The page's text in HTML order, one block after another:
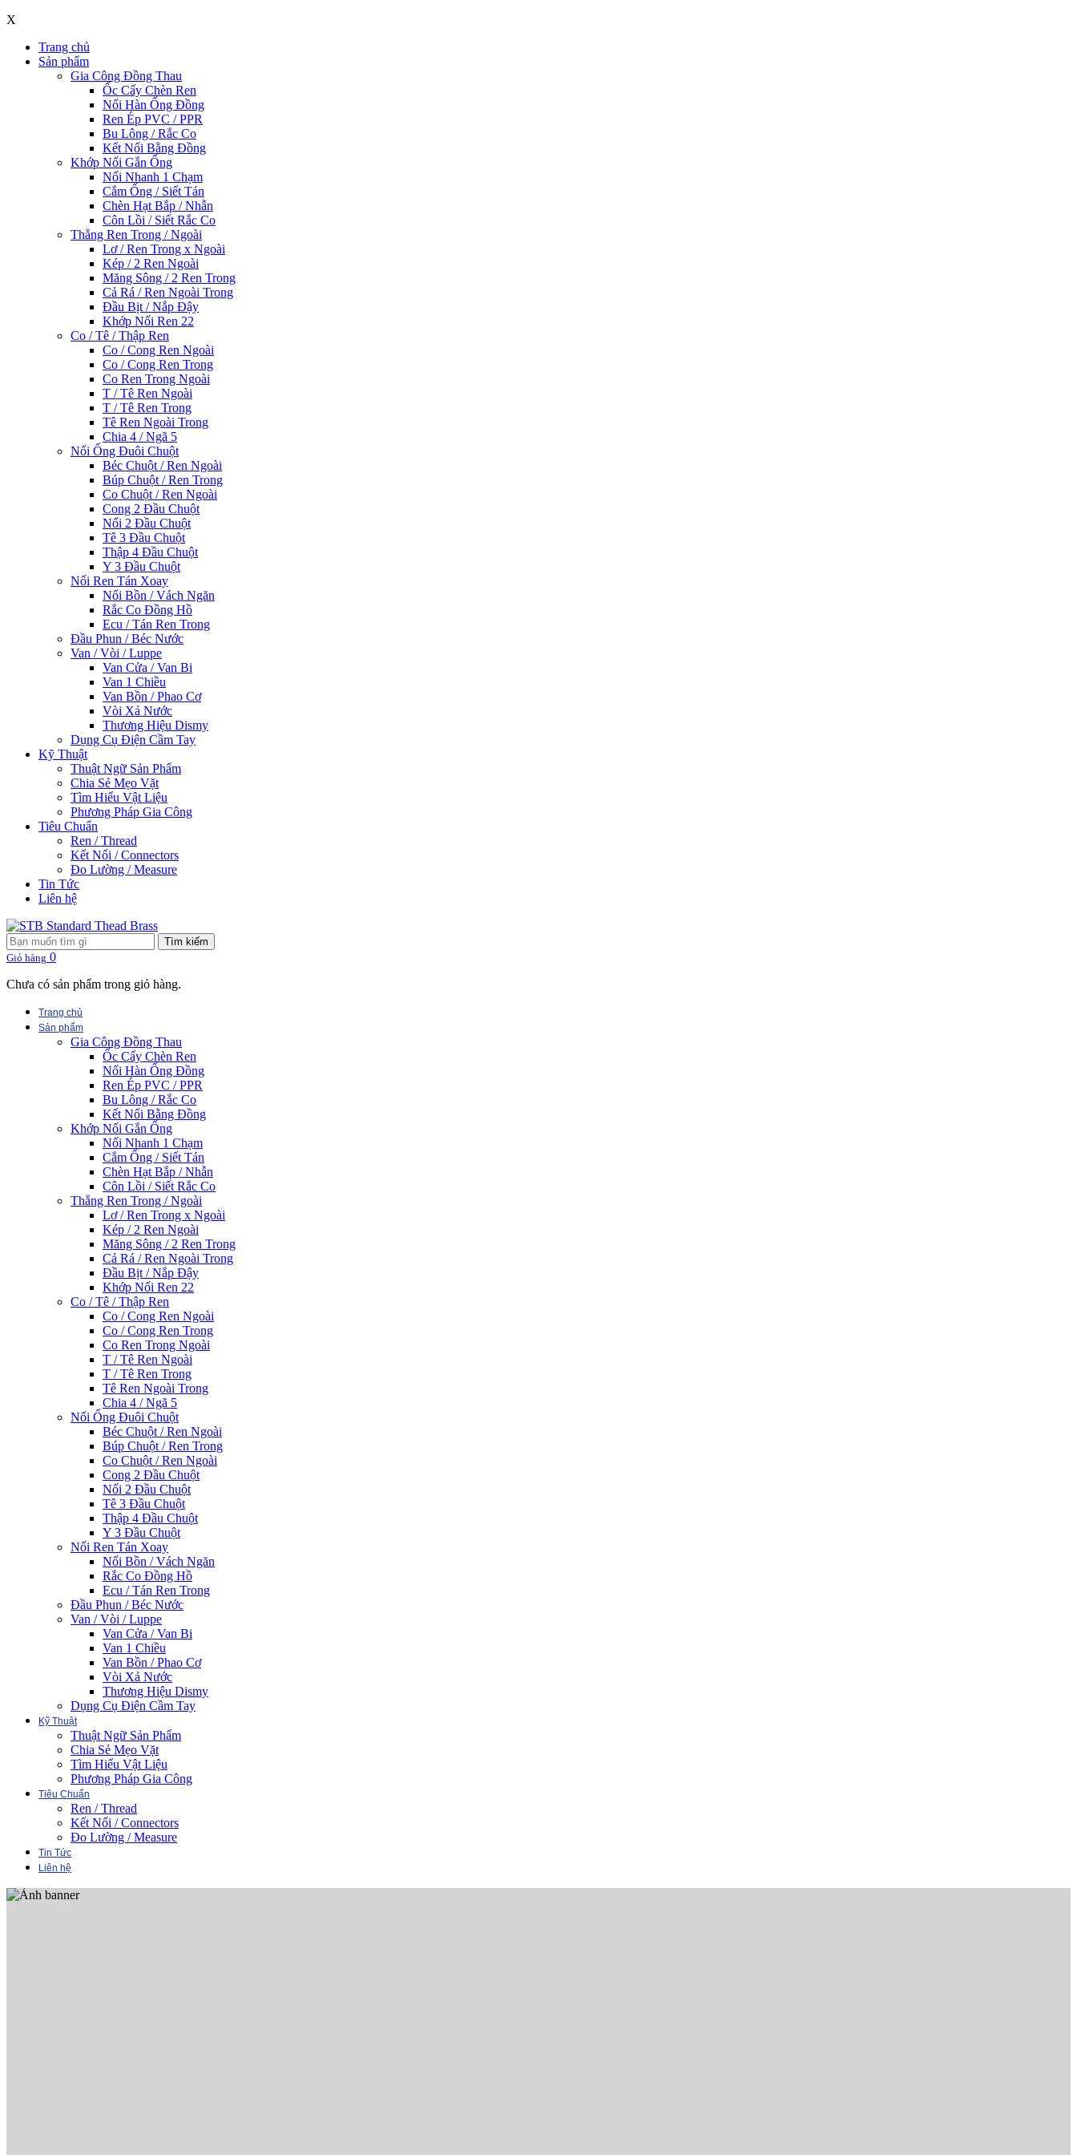
X
Trang chủ
Sản phẩm
Gia Công Đồng Thau
Ốc Cấy Chèn Ren
Nối Hàn Ống Đồng
Ren Ép PVC / PPR
Bu Lông / Rắc Co
Kết Nối Bằng Đồng
Khớp Nối Gắn Ống
Nối Nhanh 1 Chạm
Cắm Ống / Siết Tán
Chèn Hạt Bắp / Nhẫn
Côn Lồi / Siết Rắc Co
Thẳng Ren Trong / Ngoài
Lơ / Ren Trong x Ngoài
Kép / 2 Ren Ngoài
Măng Sông / 2 Ren Trong
Cả Rá / Ren Ngoài Trong
Đầu Bịt / Nắp Đậy
Khớp Nối Ren 22
Co / Tê / Thập Ren
Co / Cong Ren Ngoài
Co / Cong Ren Trong
Co Ren Trong Ngoài
T / Tê Ren Ngoài
T / Tê Ren Trong
Tê Ren Ngoài Trong
Chia 4 / Ngã 5
Nối Ống Đuôi Chuột
Béc Chuột / Ren Ngoài
Búp Chuột / Ren Trong
Co Chuột / Ren Ngoài
Cong 2 Đầu Chuột
Nối 2 Đầu Chuột
Tê 3 Đầu Chuột
Thập 4 Đầu Chuột
Y 3 Đầu Chuột
Nối Ren Tán Xoay
Nối Bồn / Vách Ngăn
Rắc Co Đồng Hồ
Ecu / Tán Ren Trong
Đầu Phun / Béc Nước
Van / Vòi / Luppe
Van Cửa / Van Bi
Van 1 Chiều
Van Bồn / Phao Cơ
Vòi Xả Nước
Thương Hiệu Dismy
Dụng Cụ Điện Cầm Tay
Kỹ Thuật
Thuật Ngữ Sản Phẩm
Chia Sẻ Mẹo Vặt
Tìm Hiểu Vật Liệu
Phương Pháp Gia Công
Tiêu Chuẩn
Ren / Thread
Kết Nối / Connectors
Đo Lường / Measure
Tin Tức
Liên hệ
Tìm kiếm
Giỏ hàng 0
Chưa có sản phẩm trong giỏ hàng.
Trang chủ
Sản phẩm
Gia Công Đồng Thau
Ốc Cấy Chèn Ren
Nối Hàn Ống Đồng
Ren Ép PVC / PPR
Bu Lông / Rắc Co
Kết Nối Bằng Đồng
Khớp Nối Gắn Ống
Nối Nhanh 1 Chạm
Cắm Ống / Siết Tán
Chèn Hạt Bắp / Nhẫn
Côn Lồi / Siết Rắc Co
Thẳng Ren Trong / Ngoài
Lơ / Ren Trong x Ngoài
Kép / 2 Ren Ngoài
Măng Sông / 2 Ren Trong
Cả Rá / Ren Ngoài Trong
Đầu Bịt / Nắp Đậy
Khớp Nối Ren 22
Co / Tê / Thập Ren
Co / Cong Ren Ngoài
Co / Cong Ren Trong
Co Ren Trong Ngoài
T / Tê Ren Ngoài
T / Tê Ren Trong
Tê Ren Ngoài Trong
Chia 4 / Ngã 5
Nối Ống Đuôi Chuột
Béc Chuột / Ren Ngoài
Búp Chuột / Ren Trong
Co Chuột / Ren Ngoài
Cong 2 Đầu Chuột
Nối 2 Đầu Chuột
Tê 3 Đầu Chuột
Thập 4 Đầu Chuột
Y 3 Đầu Chuột
Nối Ren Tán Xoay
Nối Bồn / Vách Ngăn
Rắc Co Đồng Hồ
Ecu / Tán Ren Trong
Đầu Phun / Béc Nước
Van / Vòi / Luppe
Van Cửa / Van Bi
Van 1 Chiều
Van Bồn / Phao Cơ
Vòi Xả Nước
Thương Hiệu Dismy
Dụng Cụ Điện Cầm Tay
Kỹ Thuật
Thuật Ngữ Sản Phẩm
Chia Sẻ Mẹo Vặt
Tìm Hiểu Vật Liệu
Phương Pháp Gia Công
Tiêu Chuẩn
Ren / Thread
Kết Nối / Connectors
Đo Lường / Measure
Tin Tức
Liên hệ